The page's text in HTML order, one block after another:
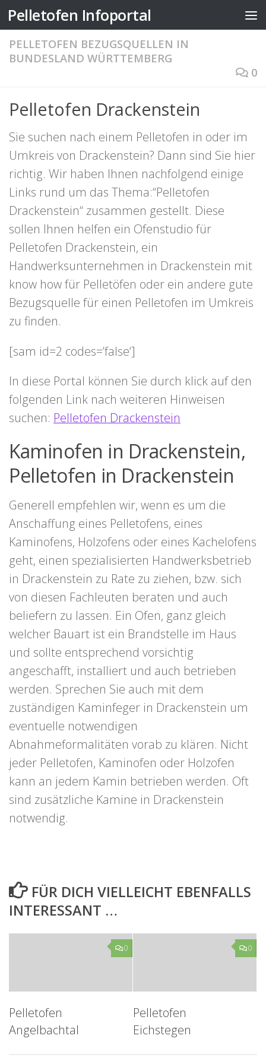
Zum Inhalt springen
Pelletofen Infoportal
PELLETOFEN BEZUGSQUELLEN IN
BUNDESLAND WÜRTTEMBERG
0
Pelletofen Drackenstein
Sie suchen nach einem Pelletofen in oder im
Umkreis von Drackenstein? Dann sind Sie hier
richtig. Wir haben Ihnen nachfolgend einige
Links rund um das Thema:“Pelletofen
Drackenstein“ zusammen gestellt. Diese
sollen Ihnen helfen ein Ofenstudio für
Pelletofen Drackenstein, ein
Handwerksunternehmen in Drackenstein mit
know how für Pelletöfen oder ein andere gute
Bezugsquelle für einen Pelletofen im Umkreis
zu finden.
[sam id=2 codes=’false‘]
In diese Portal können Sie durch klick auf den
folgenden Link nach weiteren Hinweisen
suchen: Pelletofen Drackenstein
Kaminofen in Drackenstein,
Pelletofen in Drackenstein
Generell empfehlen wir, wenn es um die
Anschaffung eines Pelletofens, eines
Kaminofens, Holzofens oder eines Kachelofens
geht, einen spezialisierten Handwerksbetrieb
in Drackenstein zu Rate zu ziehen, bzw. sich
von diesen Fachleuten beraten und auch
beliefern zu lassen. Ein Ofen, ganz gleich
welcher Bauart ist ein Brandstelle im Haus
und sollte entsprechend vorsichtig
angeschafft, installiert und auch betrieben
werden. Sprechen Sie auch mit dem
zuständigen Kaminfeger in Drackenstein um
eventuelle notwendigen
Abnahmeformalitäten vorab zu klären. Nicht
jeder Pelletofen, Kaminofen oder Holzofen
kann an jedem Kamin betrieben werden. Oft
sind zusätzliche Kamine in Drackenstein
notwendig.
FÜR DICH VIELLEICHT EBENFALLS
INTERESSANT …
0
Pelletofen
Angelbachtal
0
Pelletofen
Eichstegen